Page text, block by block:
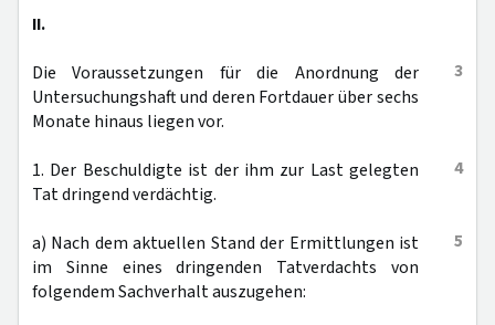
II.
3
Die Voraussetzungen für die Anordnung der
Untersuchungshaft und deren Fortdauer über sechs
Monate hinaus liegen vor.
4
1. Der Beschuldigte ist der ihm zur Last gelegten
Tat dringend verdächtig.
5
a) Nach dem aktuellen Stand der Ermittlungen ist
im Sinne eines dringenden Tatverdachts von
folgendem Sachverhalt auszugehen: